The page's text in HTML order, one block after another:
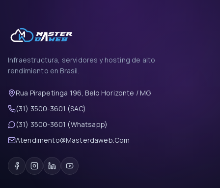
Infraestructura, servidores y hosting de alto
rendimiento en Brasil.
Rua Pirapetinga 196, Belo Horizonte / MG
(31) 3500-3601 (SAC)
(31) 3500-3601 (Whatsapp)
Atendimento@Masterdaweb.Com